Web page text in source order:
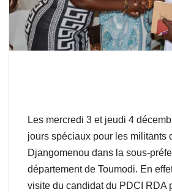
Les mercredi 3 et jeudi 4
jours spéciaux pour les militants
Djangomenou dans la sous-
département de Toumodi. En
visite du candidat du PDCI RDA